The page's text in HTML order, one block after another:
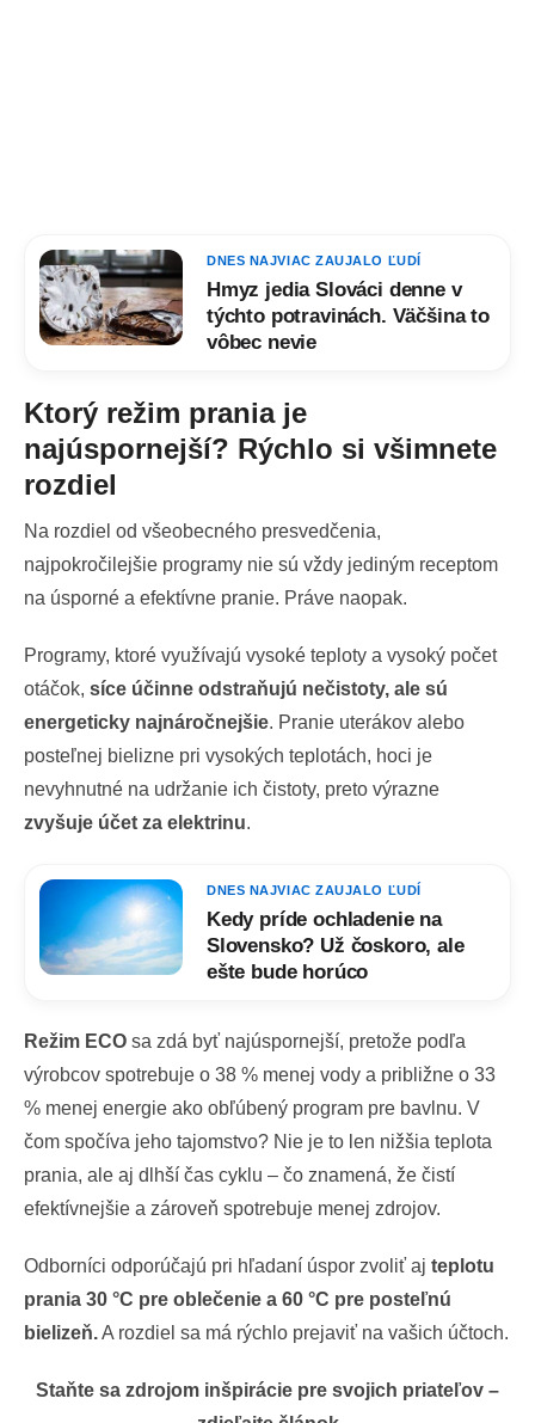
DNES NAJVIAC ZAUJALO ĽUDÍ
Hmyz jedia Slováci denne v
týchto potravinách. Väčšina to
vôbec nevie
Ktorý režim prania je
najúspornejší? Rýchlo si všimnete
rozdiel
Na rozdiel od všeobecného presvedčenia,
najpokročilejšie programy nie sú vždy jediným receptom
na úsporné a efektívne pranie. Práve naopak.
Programy, ktoré využívajú vysoké teploty a vysoký počet
otáčok, síce účinne odstraňujú nečistoty, ale sú
energeticky najnáročnejšie. Pranie uterákov alebo
posteľnej bielizne pri vysokých teplotách, hoci je
nevyhnutné na udržanie ich čistoty, preto výrazne
zvyšuje účet za elektrinu.
DNES NAJVIAC ZAUJALO ĽUDÍ
Kedy príde ochladenie na
Slovensko? Už čoskoro, ale
ešte bude horúco
Režim ECO sa zdá byť najúspornejší, pretože podľa
výrobcov spotrebuje o 38 % menej vody a približne o 33
% menej energie ako obľúbený program pre bavlnu. V
čom spočíva jeho tajomstvo? Nie je to len nižšia teplota
prania, ale aj dlhší čas cyklu – čo znamená, že čistí
efektívnejšie a zároveň spotrebuje menej zdrojov.
Odborníci odporúčajú pri hľadaní úspor zvoliť aj teplotu
prania 30 °C pre oblečenie a 60 °C pre posteľnú
bielizeň.A rozdiel sa má rýchlo prejaviť na vašich účtoch.
Staňte sa zdrojom inšpirácie pre svojich priateľov –